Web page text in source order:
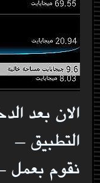
الان بعد
التطبيق –
نقوم بعمل